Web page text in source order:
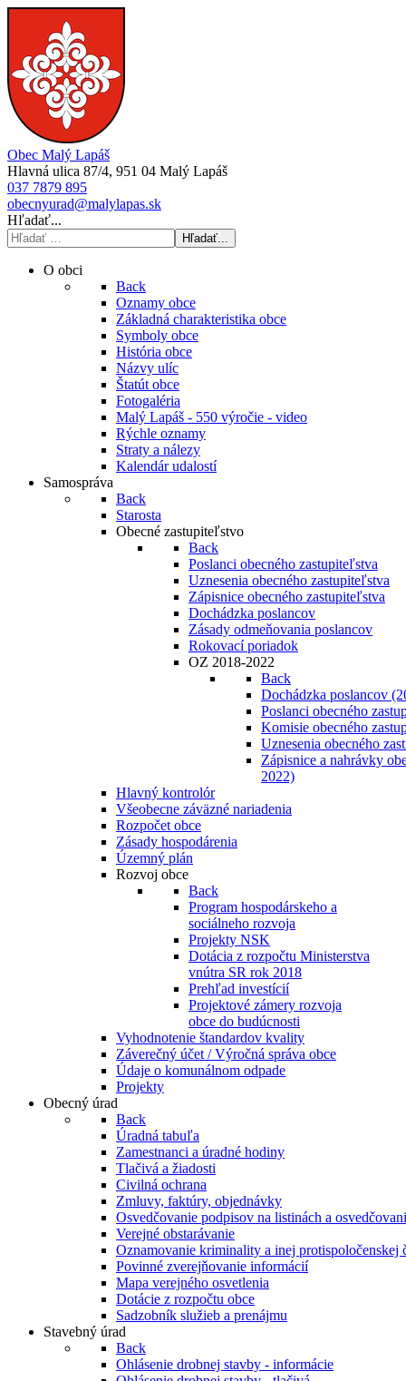
Obec Malý Lapáš
Hlavná ulica 87/4, 951 04 Malý Lapáš
037 7879 895
obecnyurad@malylapas.sk
Hľadať...
Hľadať...
O obci
Back
Oznamy obce
Základná charakteristika obce
Symboly obce
História obce
Názvy ulíc
Štatút obce
Fotogaléria
Malý Lapáš - 550 výročie - video
Rýchle oznamy
Straty a nálezy
Kalendár udalostí
Samospráva
Back
Starosta
Obecné zastupiteľstvo
Back
Poslanci obecného zastupiteľstva
Uznesenia obecného zastupiteľstva
Zápisnice obecného zastupiteľstva
Dochádzka poslancov
Zásady odmeňovania poslancov
Rokovací poriadok
OZ 2018-2022
Back
Dochádzka poslancov
Poslanci obecného
Komisie obecného
Uznesenia obecného
Zápisnice a nahrávky
2022)
Hlavný kontrolór
Všeobecne záväzné nariadenia
Rozpočet obce
Zásady hospodárenia
Územný plán
Rozvoj obce
Back
Program hospodárskeho a
sociálneho rozvoja
Projekty NSK
Dotácia z rozpočtu Ministerstva
vnútra SR rok 2018
Prehľad investícií
Projektové zámery rozvoja
obce do budúcnosti
Vyhodnotenie štandardov kvality
Záverečný účet / Výročná správa obce
Údaje o komunálnom odpade
Projekty
Obecný úrad
Back
Úradná tabuľa
Zamestnanci a úradné hodiny
Tlačivá a žiadosti
Civilná ochrana
Zmluvy, faktúry, objednávky
Osvedčovanie podpisov na listinách a
Verejné obstarávanie
Oznamovanie kriminality a inej protispoločenskej
Povinné zverejňovanie informácií
Mapa verejného osvetlenia
Dotácie z rozpočtu obce
Sadzobník služieb a prenájmu
Stavebný úrad
Back
Ohlásenie drobnej stavby - informácie